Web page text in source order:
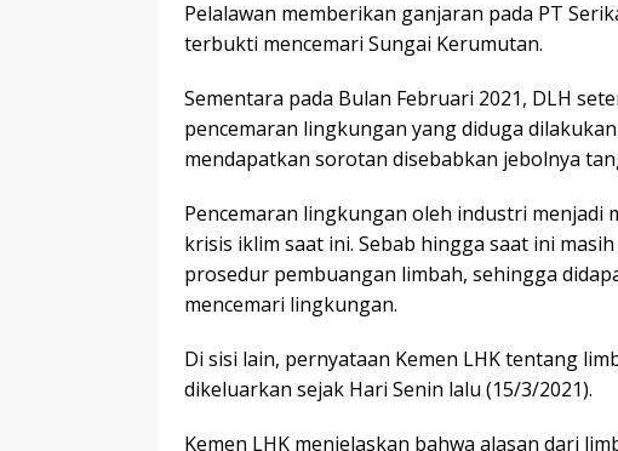
Pelalawan memberikan ganjaran pada PT
terbukti mencemari Sungai Kerumutan.
Sementara pada Bulan Februari 2021, DLH
pencemaran lingkungan yang diduga
mendapatkan sorotan disebabkan jebolnya
Pencemaran lingkungan oleh industri menjadi
krisis iklim saat ini. Sebab hingga saat ini
prosedur pembuangan limbah, sehingga
mencemari lingkungan.
Di sisi lain, pernyataan Kemen LHK tentang
dikeluarkan sejak Hari Senin lalu (15/3/2021).
Kemen LHK menjelaskan bahwa alasan dari